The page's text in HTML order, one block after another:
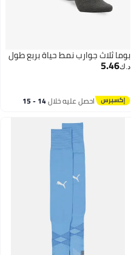
بوما ثلاث جوارب نمط حياة بربع طول
د.ك‏5.46
احصل عليه خلال 14 - 15